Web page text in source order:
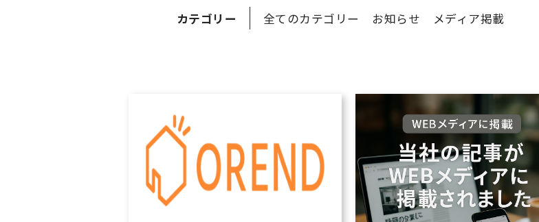
カテゴリー 全てのカテゴリー お知らせ メディア掲載